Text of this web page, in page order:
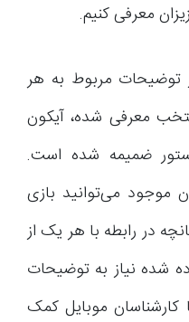
توضیحات مربوط به هر
معرفی شده، آیکون
ضمیمه شده است.
موجود می‌توانید بازی
در رابطه با هر یک از
شده نیاز به توضیحات
کارشناسان موبایل کمک